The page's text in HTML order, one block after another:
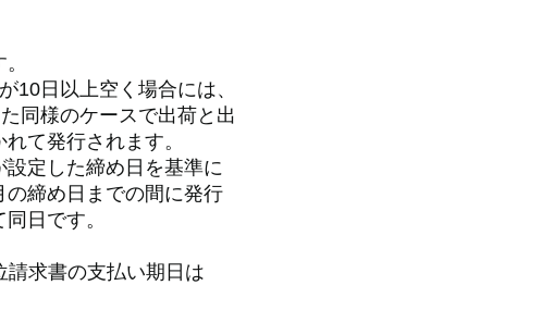
10日以上空く場合には、
同様のケースで出荷と出
て発行されます。
定した締め日を基準に
締め日までの間に発行
日です。
請求書の支払い期日は